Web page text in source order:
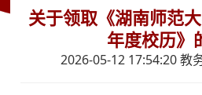
关于领取《湖南师范
年度校历》
2026-05-12 17:54:20 教